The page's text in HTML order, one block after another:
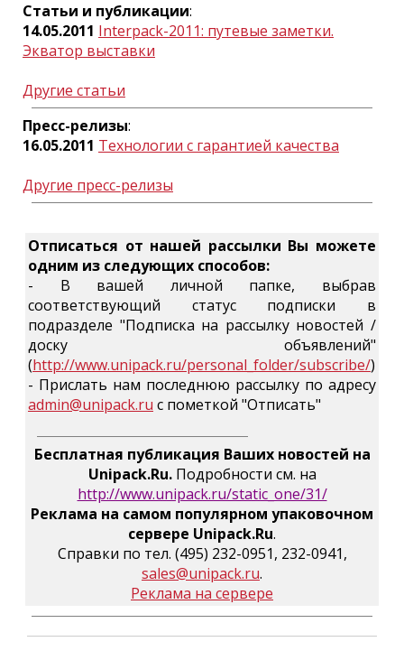
Статьи и публикации:
14.05.2011 Interpack-2011: путевые заметки.
Экватор выставки
Другие статьи
Пресс-релизы:
16.05.2011 Технологии с гарантией качества
Другие пресс-релизы
Отписаться от нашей рассылки Вы можете
одним из следующих способов:
- В вашей личной папке, выбрав
соответствующий статус подписки в
подразделе "Подписка на рассылку новостей /
доску объявлений"
(http://www.unipack.ru/personal_folder/subscribe/)
- Прислать нам последнюю рассылку по адресу
admin@unipack.ru с пометкой "Отписать"
Бесплатная публикация Ваших новостей на
Unipack.Ru. Подробности см. на
http://www.unipack.ru/static_one/31/
Реклама на самом популярном упаковочном
сервере Unipack.Ru.
Справки по тел. (495) 232-0951, 232-0941,
sales@unipack.ru.
Реклама на сервере